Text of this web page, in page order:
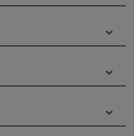
keyboard_arrow_down
keyboard_arrow_down
keyboard_arrow_down